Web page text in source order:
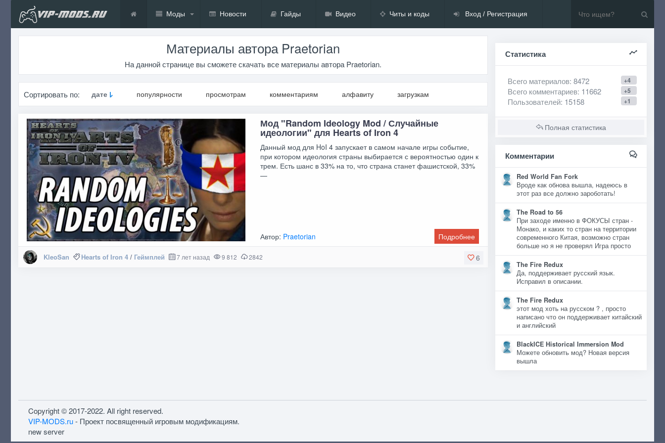
Моды Новости Гайды Видео Читы и коды Вход / Регистрация
Материалы автора Praetorian
На данной странице вы сможете скачать все материалы автора Praetorian.
Сортировать по: дате популярности просмотрам комментариям алфавиту загрузкам
Мод "Random Ideology Mod / Случайные
идеологии" для Hearts of Iron 4
Данный мод для HoI 4 запускает в самом начале игры событие,
при котором идеология страны выбирается с вероятностью один к
трем. Есть шанс в 33% на то, что страна станет фашистской, 33%
—
Автор: Praetorian Подробнее
6
KleoSan Hearts of Iron 4/ Геймплей 7 лет назад 9 812 2842
Статистика
+4
Всего материалов: 8472
+5
Всего комментариев: 11662
+1
Пользователей: 15158
Полная статистика
Комментарии
Red World Fan Fork
Вроде как обнова вышла, надеюсь в
этот раз все должно зароботать!
The Road to 56
При заходе именно в ФОКУСЫ стран -
Монако, и каких то стран на территории
современного Китая, возможно стран
больше но я не проверял Игра просто
The Fire Redux
Да, поддерживает русский язык.
Исправил в описании.
The Fire Redux
этот мод хоть на русском ? , просто
написано что он поддерживает китайский
и английский
BlackICE Historical Immersion Mod
Можете обновить мод? Новая версия
вышла
Copyright © 2017-2022. All right reserved.
VIP-MODS.ru- Проект посвященный игровым модификациям.
new server